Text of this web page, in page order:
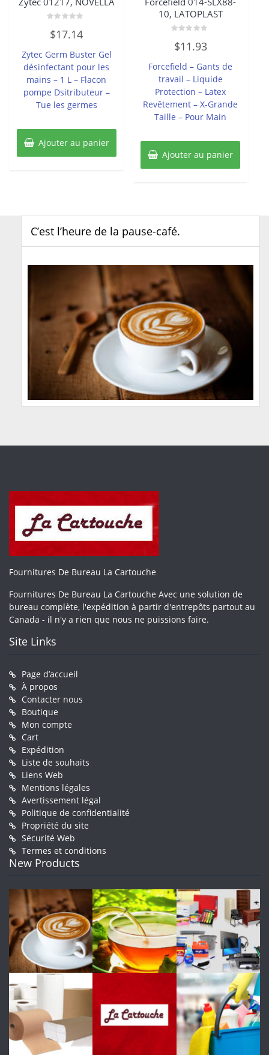
0
sur
$17.14
Zytec Germ Buster Gel
désinfectant pour les
mains – 1 L – Flacon
pompe Dsitributeur –
Tue les germes
Ajouter au panier
10, LATOPLAST
0
sur
$11.93
Forcefield – Gants de
travail – Liquide
Protection – Latex
Revêtement – X-Grande
Taille – Pour Main
Ajouter au panier
C’est l’heure de la pause-café.
Fournitures De Bureau La Cartouche
Fournitures De Bureau La Cartouche Avec une solution de
bureau complète, l'expédition à partir d'entrepôts partout au
Canada - il n'y a rien que nous ne puissions faire.
Site Links
Page d’accueil
À propos
Contacter nous
Boutique
Mon compte
Cart
Expédition
Liste de souhaits
Liens Web
Mentions légales
Avertissement légal
Politique de confidentialité
Propriété du site
Sécurité Web
Termes et conditions
New Products